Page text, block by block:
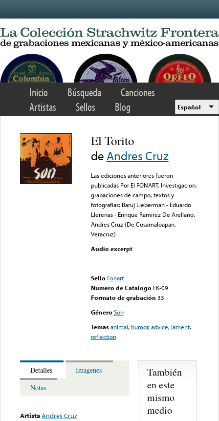
Inicio Búsqueda
Canciones
Artistas
Sellos Blog Español
El Torito
de Andres Cruz
Las ediciones anteriores fueron
publicadas Por El FONART. Investigacion,
grabaciones de campo, textos y
fotografias: Baruj Lieberman - Eduardo
Llerenas - Enrique Ramirez De Arellano.
Andres Cruz (De Cosamaloapan,
Veracruz)
Audio excerpt
Sello Fonart
Numero de Catalogo FK-09
Formato de grabación 33
Género Son
Temas animal, humor,advice, lament,
reflection
Detalles
Imagenes
Notas
ArtistaAndres Cruz
También
en este
mismo
medio